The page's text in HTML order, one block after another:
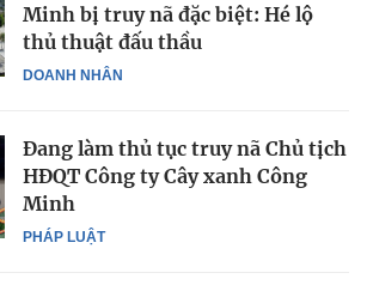
DOANH NHÂN
Minh bị truy nã đặc biệt: Hé lộ
thủ thuật đấu thầu
PHÁP LUẬT
Đang làm thủ tục truy nã Chủ tịch
HĐQT Công ty Cây xanh Công
Minh